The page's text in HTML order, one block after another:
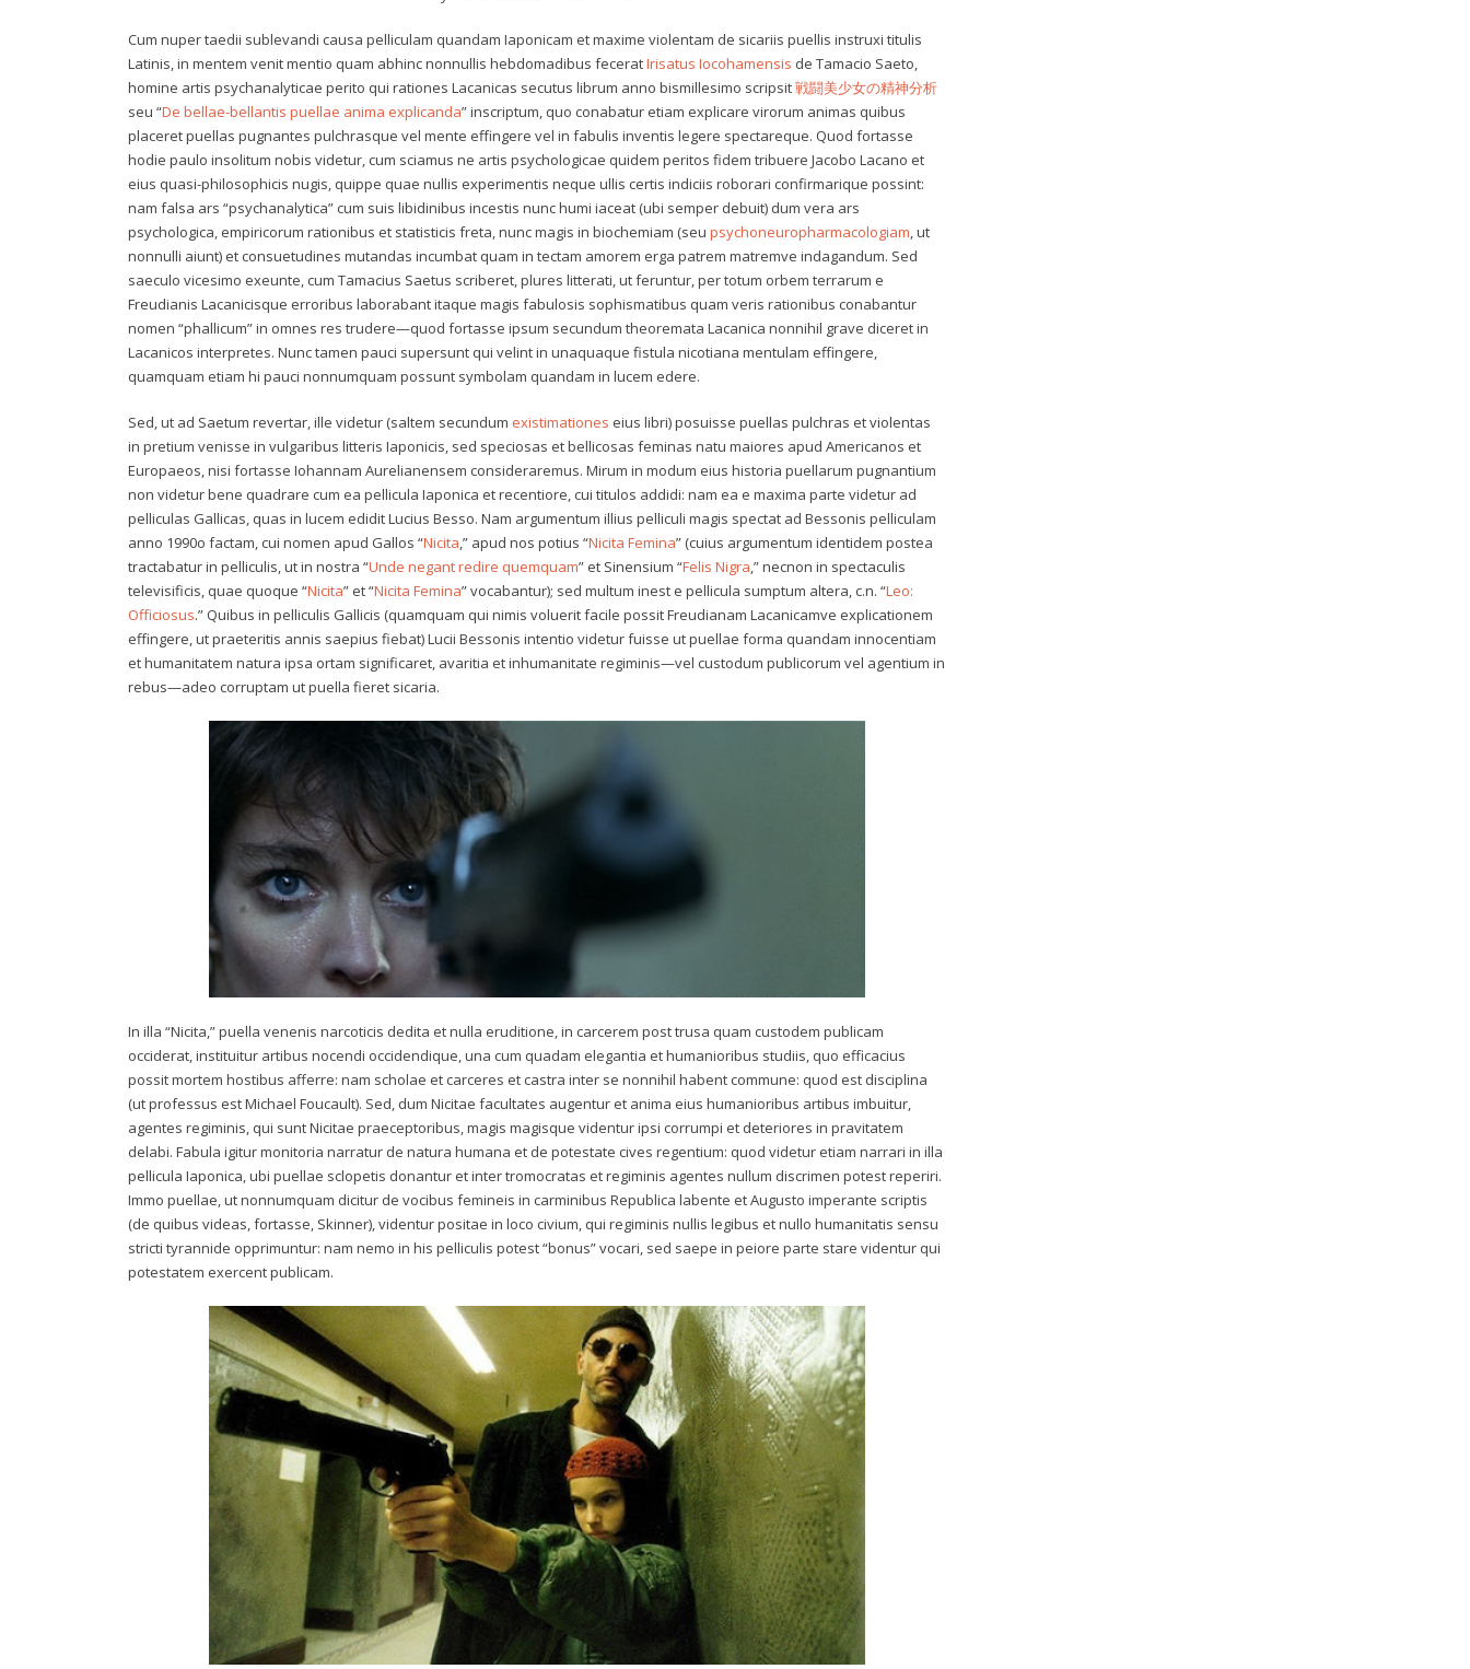
Cum nuper taedii sublevandi causa pelliculam quandam Iaponicam et maxime violentam de sicariis puellis instruxi titulis
Latinis, in mentem venit mentio quam abhinc nonnullis hebdomadibus feceratIrisatus Iocohamensis de Tamacio Saeto,
homine artis psychanalyticae perito qui rationes Lacanicas secutus librum anno bismillesimo scripsit戦闘美少女の精神分析
seu “De bellae-bellantis puellae anima explicanda” inscriptum, quo conabatur etiam explicare virorum animas quibus
placeret puellas pugnantes pulchrasque vel mente effingere vel in fabulis inventis legere spectareque. Quod fortasse
hodie paulo insolitum nobis videtur, cum sciamus ne artis psychologicae quidem peritos fidem tribuere Jacobo Lacano et
eius quasi-philosophicis nugis, quippe quae nullis experimentis neque ullis certis indiciis roborari confirmarique possint:
nam falsa ars “psychanalytica” cum suis libidinibus incestis nunc humi iaceat (ubi semper debuit) dum vera ars
psychologica, empiricorum rationibus et statisticis freta, nunc magis in biochemiam (seu psychoneuropharmacologiam , ut
nonnulli aiunt) et consuetudines mutandas incumbat quam in tectam amorem erga patrem matremve indagandum. Sed
saeculo vicesimo exeunte, cum Tamacius Saetus scriberet, plures litterati, ut feruntur, per totum orbem terrarum e
Freudianis Lacanicisque erroribus laborabant itaque magis fabulosis sophismatibus quam veris rationibus conabantur
nomen “phallicum” in omnes res trudere—quod fortasse ipsum secundum theoremata Lacanica nonnihil grave diceret in
Lacanicos interpretes. Nunc tamen pauci supersunt qui velint in unaquaque fistula nicotiana mentulam effingere,
quamquam etiam hi pauci nonnumquam possunt symbolam quandam in lucem edere.
Sed, ut ad Saetum revertar, ille videtur (saltem secundum existimationes eius libri) posuisse puellas pulchras et violentas
in pretium venisse in vulgaribus litteris Iaponicis, sed speciosas et bellicosas feminas natu maiores apud Americanos et
Europaeos, nisi fortasse Iohannam Aurelianensem consideraremus. Mirum in modum eius historia puellarum pugnantium
non videtur bene quadrare cum ea pellicula Iaponica et recentiore, cui titulos addidi: nam ea e maxima parte videtur ad
pelliculas Gallicas, quas in lucem edidit Lucius Besso. Nam argumentum illius pelliculi magis spectat ad Bessonis pelliculam
anno 1990o factam, cui nomen apud Gallos “Nicita ,” apud nos potius “Nicita Femina” (cuius argumentum identidem postea
tractabatur in pelliculis, ut in nostra “Unde negant redire quemquam” et Sinensium “Felis Nigra ,” necnon in spectaculis
televisificis, quae quoque “Nicita” et “Nicita Femina” vocabantur); sed multum inest e pellicula sumptum altera, c.n. “Leo:
Officiosus.” Quibus in pelliculis Gallicis (quamquam qui nimis voluerit facile possit Freudianam Lacanicamve explicationem
effingere, ut praeteritis annis saepius fiebat) Lucii Bessonis intentio videtur fuisse ut puellae forma quandam innocentiam
et humanitatem natura ipsa ortam significaret, avaritia et inhumanitate regiminis—vel custodum publicorum vel agentium in
rebus—adeo corruptam ut puella fieret sicaria.
In illa “Nicita,” puella venenis narcoticis dedita et nulla eruditione, in carcerem post trusa quam custodem publicam
occiderat, instituitur artibus nocendi occidendique, una cum quadam elegantia et humanioribus studiis, quo efficacius
possit mortem hostibus afferre: nam scholae et carceres et castra inter se nonnihil habent commune: quod est disciplina
(ut professus est Michael Foucault). Sed, dum Nicitae facultates augentur et anima eius humanioribus artibus imbuitur,
agentes regiminis, qui sunt Nicitae praeceptoribus, magis magisque videntur ipsi corrumpi et deteriores in pravitatem
delabi. Fabula igitur monitoria narratur de natura humana et de potestate cives regentium: quod videtur etiam narrari in illa
pellicula Iaponica, ubi puellae sclopetis donantur et inter tromocratas et regiminis agentes nullum discrimen potest reperiri.
Immo puellae, ut nonnumquam dicitur de vocibus femineis in carminibus Republica labente et Augusto imperante scriptis
(de quibus videas, fortasse, Skinner), videntur positae in loco civium, qui regiminis nullis legibus et nullo humanitatis sensu
stricti tyrannide opprimuntur: nam nemo in his pelliculis potest “bonus” vocari, sed saepe in peiore parte stare videntur qui
potestatem exercent publicam.